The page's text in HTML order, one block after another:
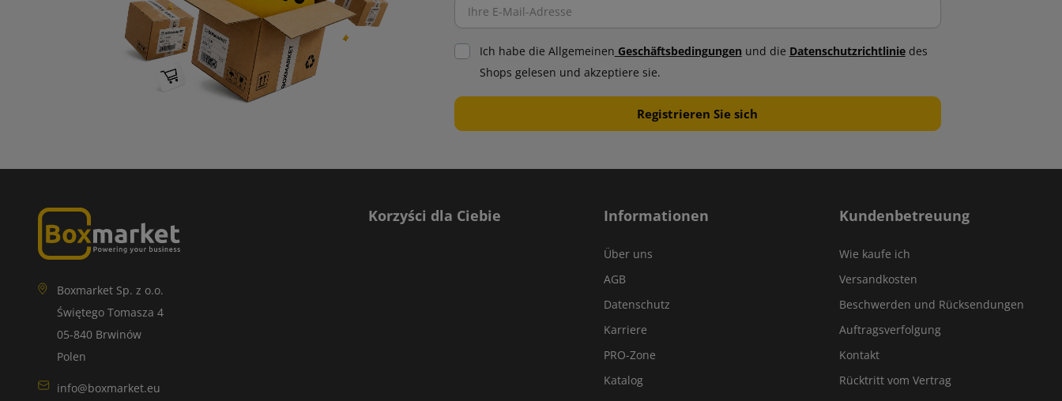
Ich habe die Allgemeinen Geschäftsbedingungen und die Datenschutzrichtliniedes
Shops gelesen und akzeptiere sie.
Boxmarket Sp. z o.o.
Świętego Tomasza 4
05-840 Brwinów
Polen
info@boxmarket.eu
Korzyści dla Ciebie Informationen
Über uns
AGB
Datenschutz
Karriere
PRO-Zone
Katalog
Kundenbetreuung
Wie kaufe ich
Versandkosten
Beschwerden und Rücksendungen
Auftragsverfolgung
Kontakt
Rücktritt vom Vertrag